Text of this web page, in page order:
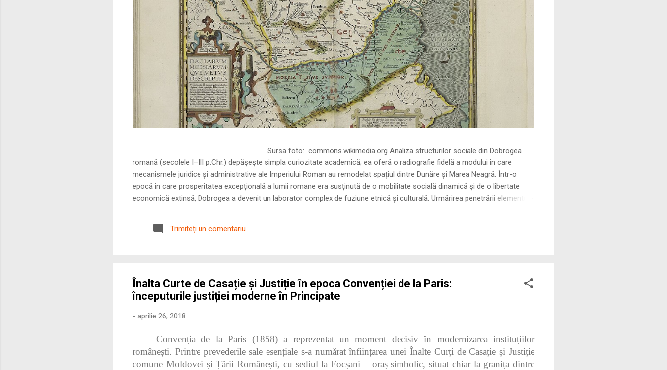
Sursa foto: commons.wikimedia.org Analiza structurilor sociale din Dobrogea
romană (secolele I–III p.Chr.) depășește simpla curiozitate academică; ea oferă o radiografie fidelă a modului în care
mecanismele juridice și administrative ale Imperiului Roman au remodelat spațiul dintre Dunăre și Marea Neagră. Într-o
epocă în care prosperitatea excepțională a lumii romane era susținută de o mobilitate socială dinamică și de o libertate
economică extinsă, Dobrogea a devenit un laborator complex de fuziune etnică și culturală. Urmărirea penetrării elementului
precizie profunzimea și ritmul procesului de rom...
Trimiteți un comentariu
Înalta Curte de Casație și Justiție în epoca Convenției de la Paris:
începuturile justiției moderne în Principate
- aprilie 26, 2018
Convenția de la Paris (1858) a reprezentat un moment decisiv în modernizarea instituțiilor
românești. Printre prevederile sale esențiale s‑a numărat înființarea unei Înalte Curți de Casație și Justiție
comune Moldovei și Țării Românești, cu sediul la Focșani – oraș simbolic, situat chiar la granița dintre